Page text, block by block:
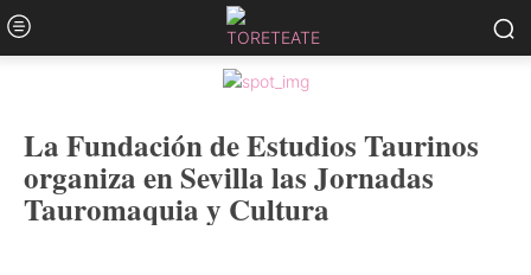
La Fundación de Estudios Taurinos
organiza en Sevilla las Jornadas
Tauromaquia y Cultura